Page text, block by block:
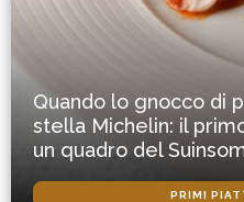
Quando lo gnocco di
stella Michelin: il
un quadro del
PRIMI